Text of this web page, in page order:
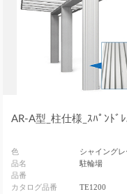
AR-A型_柱仕様_ｽﾊﾟﾝﾄﾞ
色
シャイング
品名
駐輪場
品番
カタログ品番
TE1200